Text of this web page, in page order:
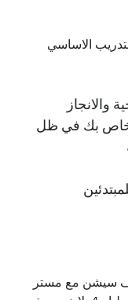
الاساسي
والانجاز
بك في ظل
من 2 لايف سيشن مع مستر